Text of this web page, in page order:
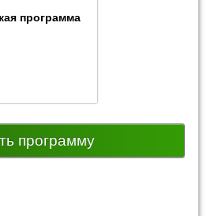
программа
программу